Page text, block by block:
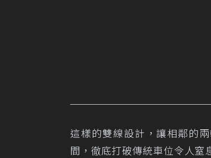
這樣的雙線設計，讓相鄰的
間，徹底打破傳統車位令人窒